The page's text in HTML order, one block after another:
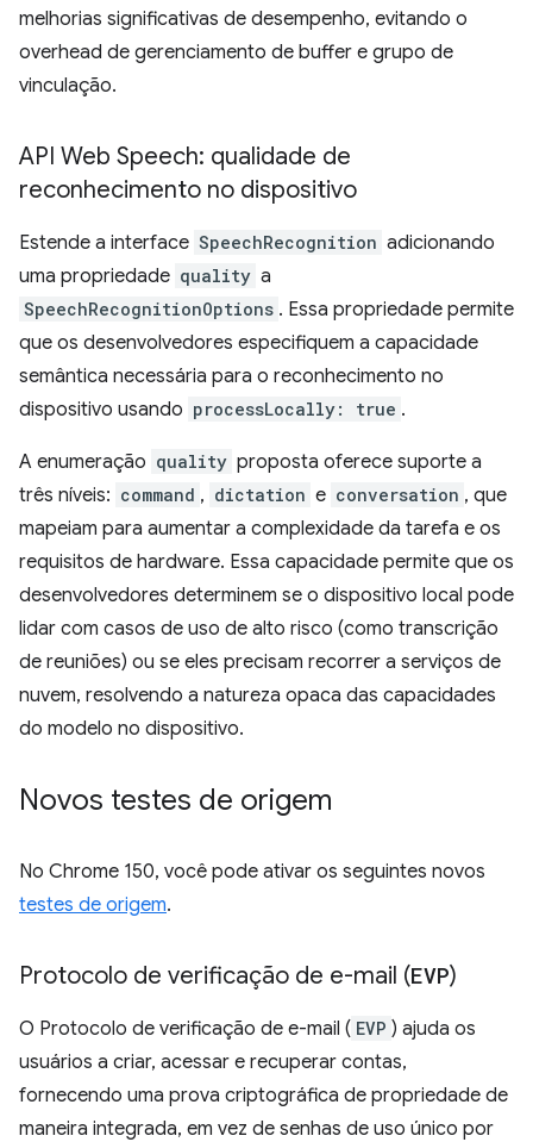
melhorias significativas de desempenho, evitando o
overhead de gerenciamento de buffer e grupo de
vinculação.
API Web Speech: qualidade de
reconhecimento no dispositivo
Estende a interface SpeechRecognition adicionando
uma propriedade quality a
SpeechRecognitionOptions . Essa propriedade permite
que os desenvolvedores especifiquem a capacidade
semântica necessária para o reconhecimento no
dispositivo usando processLocally: true .
A enumeração quality proposta oferece suporte a
três níveis: command , dictation e conversation , que
mapeiam para aumentar a complexidade da tarefa e os
requisitos de hardware. Essa capacidade permite que os
desenvolvedores determinem se o dispositivo local pode
lidar com casos de uso de alto risco (como transcrição
de reuniões) ou se eles precisam recorrer a serviços de
nuvem, resolvendo a natureza opaca das capacidades
do modelo no dispositivo.
Novos testes de origem
No Chrome 150, você pode ativar os seguintes novos
testes de origem.
Protocolo de verificação de e-mail (EVP)
O Protocolo de verificação de e-mail ( EVP ) ajuda os
usuários a criar, acessar e recuperar contas,
fornecendo uma prova criptográfica de propriedade de
maneira integrada, em vez de senhas de uso único por